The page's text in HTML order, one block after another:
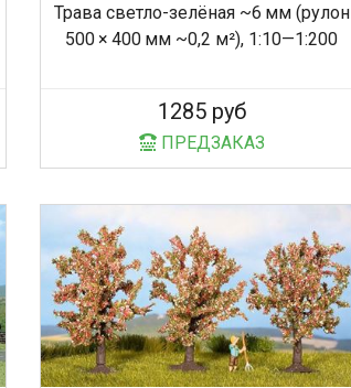
Трава светло-зелёная ~6 мм (рулон
500 × 400 мм ~0,2 м²), 1:10—1:200
1285 руб
ПРЕДЗАКАЗ